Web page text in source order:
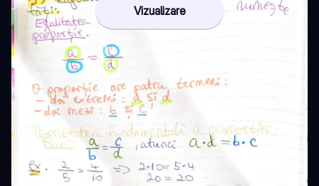
Vizualizare